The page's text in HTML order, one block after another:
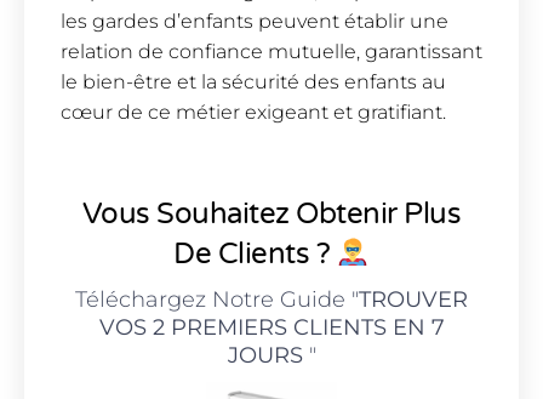
les gardes d’enfants peuvent établir une
relation de confiance mutuelle, garantissant
le bien-être et la sécurité des enfants au
cœur de ce métier exigeant et gratifiant.
Vous Souhaitez Obtenir Plus
De Clients ?
Téléchargez Notre Guide "TROUVER
VOS 2 PREMIERS CLIENTS EN 7
JOURS"